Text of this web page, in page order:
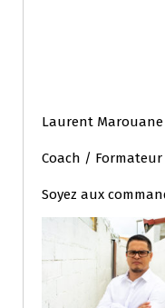
Laurent Marouane
Coach / Formateur
Soyez aux